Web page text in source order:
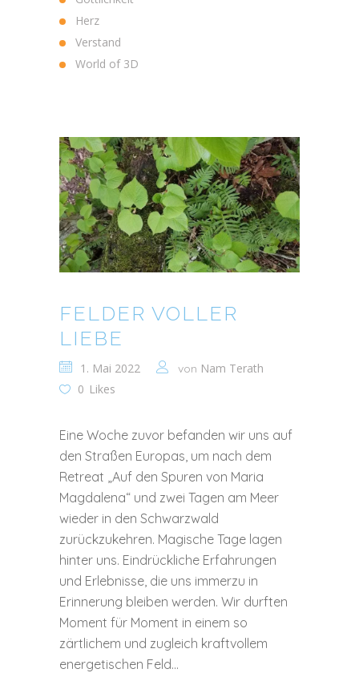
Herz
Verstand
World of 3D
FELDER VOLLER
LIEBE
1. Mai 2022 von Nam Terath
0 Likes
Eine Woche zuvor befanden wir uns auf
den Straßen Europas, um nach dem
Retreat „Auf den Spuren von Maria
Magdalena“ und zwei Tagen am Meer
wieder in den Schwarzwald
zurückzukehren. Magische Tage lagen
hinter uns. Eindrückliche Erfahrungen
und Erlebnisse, die uns immerzu in
Erinnerung bleiben werden. Wir durften
Moment für Moment in einem so
zärtlichem und zugleich kraftvollem
energetischen Feld...